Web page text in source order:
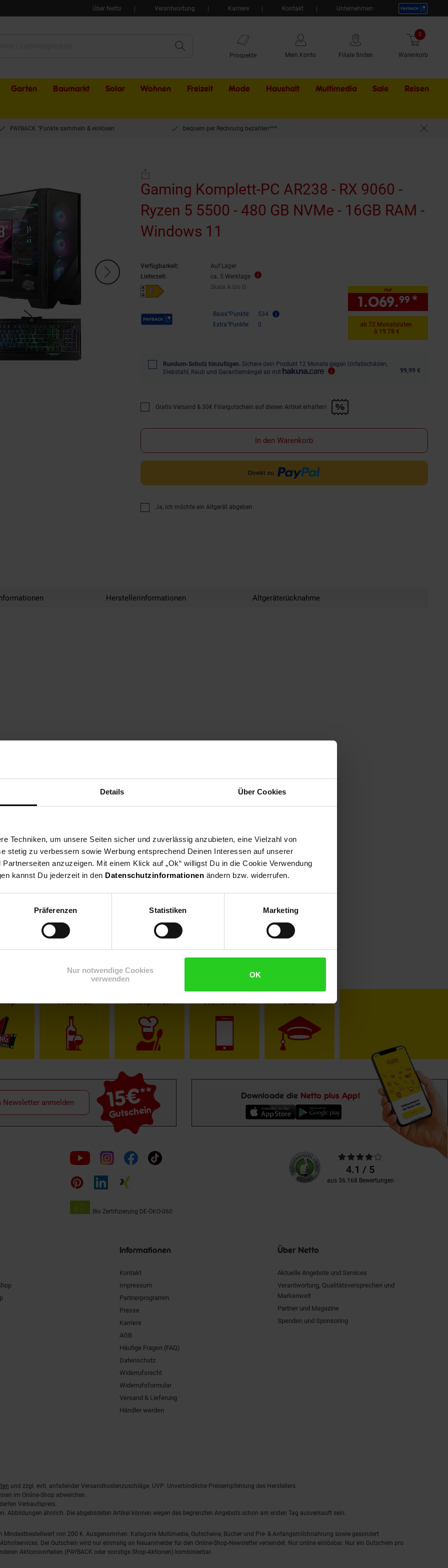
Details Über Cookies
Techniken, um unsere Seiten sicher und zuverlässig anzubieten, eine Vielzahl von
stetig zu verbessern sowie Werbung entsprechend Deinen Interessen auf unserer
anzuzeigen. Mit einem Klick auf „Ok“ willigst Du in die Cookie Verwendung
kannst Du jederzeit in den Datenschutzinformationen ändern bzw. widerrufen.
Präferenzen Statistiken Marketing
Nur notwendige Cookies
verwenden
OK
Über Netto Verantwortung Karriere Kontakt Unternehmen
Prospekte Mein Konto Filiale finden Warenkorb
0 Artikel
Garten Baumarkt Solar Wohnen Freizeit Mode Haushalt Multimedia Sale Externer
Reisen
PAYBACK °Punkte sammeln & einlösen bequem per Rechnung bezahlen***
Gaming Komplett-PC AR238 - RX 9060 -
Ryzen 5 5500 - 480 GB NVMe - 16GB RAM -
Windows 11
Verfügbarkeit:
Auf Lager
Lieferzeit:
ca. 5 Werktage
Energieeffizienzklasse E auf Skala A bis G
Skala A bis G
Payback Punkte Basis°Punkte:
534
Extra°Punkte:
0
nur
1.069.99 *
ab 72 Monatsraten
à 19.78 €
Rundum-Schutz hinzufügen. Sichere dein Produkt 12 Monate gegen Unfallschäden,
Diebstahl, Raub und Garantiemängel ab mit
99,99 €
Promotion "Gratis Versand &amp; 30€ Filialgutschein auf diesen Artikel erhalten!" anwenden
Gratis Versand & 30€ Filialgutschein auf diesen Artikel erhalten!
In den Warenkorb
Ja, ich möchte ein Altgerät abgeben.
Herstellerinformationen Altgeräterücknahme
verbauten Komponenten abweichen.
Weinwelt Rezeptwelt NettoKOM Karriere
15€**
Gutschein
Newsletter anmelden
Downloade die Netto plus App!
Folge
uns
auf
Bio Zertifizierung DE-ÖKO-060
Unsere
Kundenbewertungen
Durchschnittliche
Bewertungen4.1 / 5
aus 36.168 Bewertungen
Informationen
Kontakt
Impressum
Partnerprogramm
Presse
Karriere
AGB
Häufige Fragen (FAQ)
Datenschutz
Widerrufsrecht
Widerrufsformular
Versand & Lieferung
Händler werden
Über Netto
Aktuelle Angebote und Services
Verantwortung, Qualitätsversprechen und
Markenwelt
Partner und Magazine
Spenden und Sponsoring
und zzgl. evtl. anfallender Versandkostenzuschläge. UVP: Unverbindliche Preisempfehlung des Herstellers.
im Online-Shop abweichen.
Verkaufspreis.
Abbildungen ähnlich. Die abgebildeten Artikel können wegen des begrenzten Angebots schon am ersten Tag ausverkauft sein.
von 200 €. Ausgenommen: Kategorie Multimedia, Gutscheine, Bücher und Pre- & Anfangsmilchnahrung sowie gesondert
Der Gutschein wird nur einmalig an Neuanmelder für den Online-Shop-Newsletter versendet. Nur online einlösbar. Nur ein Gutschein pro
Aktionsvorteilen (PAYBACK oder sonstige Shop-Aktionen) kombinierbar.